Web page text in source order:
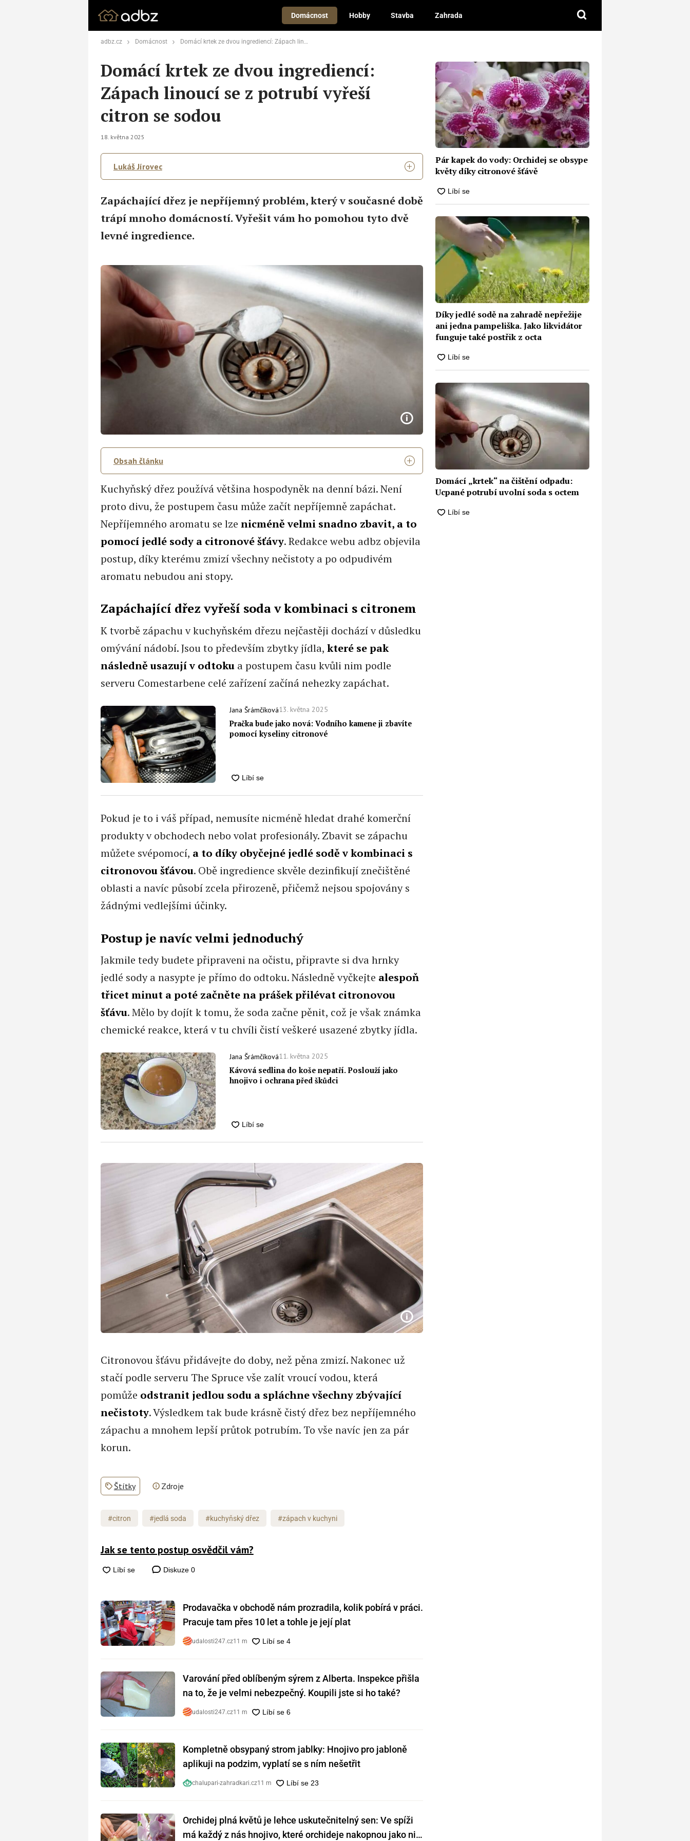
Domácnost Hobby Stavba Zahrada
adbz.cz Domácnost Domácí krtek ze dvou ingrediencí: Zápach linoucí se z potrubí vyřeší citron se sodou
Domácí krtek ze dvou ingrediencí:
Zápach linoucí se z potrubí vyřeší
citron se sodou
18. května 2025
Lukáš Jírovec
Zapáchající dřez je nepříjemný problém, který v současné době
trápí mnoho domácností. Vyřešit vám ho pomohou tyto dvě
levné ingredience.
Obsah článku
Kuchyňský dřez používá většina hospodyněk na denní bázi. Není
proto divu, že postupem času může začít nepříjemně zapáchat.
Nepříjemného aromatu se lze nicméně velmi snadno zbavit, a to
pomocí jedlé sody a citronové šťávy. Redakce webu adbz objevila
postup, díky kterému zmizí všechny nečistoty a po odpudivém
aromatu nebudou ani stopy.
Zapáchající dřez vyřeší soda v kombinaci s citronem
K tvorbě zápachu v kuchyňském dřezu nejčastěji dochází v důsledku
omývání nádobí. Jsou to především zbytky jídla, které se pak
následně usazují v odtoku a postupem času kvůli nim podle
serveru Comestarbene celé zařízení začíná nehezky zapáchat.
Jana Šrámčíková13. května 2025
Pračka bude jako nová: Vodního kamene ji zbavíte
pomocí kyseliny citronové
Pokud je to i váš případ, nemusíte nicméně hledat drahé komerční
produkty v obchodech nebo volat profesionály. Zbavit se zápachu
můžete svépomocí, a to díky obyčejné jedlé sodě v kombinaci s
citronovou šťávou. Obě ingredience skvěle dezinfikují znečištěné
oblasti a navíc působí zcela přirozeně, přičemž nejsou spojovány s
žádnými vedlejšími účinky.
Postup je navíc velmi jednoduchý
Jakmile tedy budete připraveni na očistu, připravte si dva hrnky
jedlé sody a nasypte je přímo do odtoku. Následně vyčkejte alespoň
třicet minut a poté začněte na prášek přilévat citronovou
šťávu. Mělo by dojít k tomu, že soda začne pěnit, což je však známka
chemické reakce, která v tu chvíli čistí veškeré usazené zbytky jídla.
Jana Šrámčíková11. května 2025
Kávová sedlina do koše nepatří. Poslouží jako
hnojivo i ochrana před škůdci
Citronovou šťávu přidávejte do doby, než pěna zmizí. Nakonec už
stačí podle serveru The Spruce vše zalít vroucí vodou, která
pomůže odstranit jedlou sodu a spláchne všechny zbývající
nečistoty. Výsledkem tak bude krásně čistý dřez bez nepříjemného
zápachu a mnohem lepší průtok potrubím. To vše navíc jen za pár
korun.
Štítky Zdroje
#citron #jedlá soda #kuchyňský dřez #zápach v kuchyni
Jak se tento postup osvědčil vám?
Diskuze 0
Prodavačka v obchodě nám prozradila, kolik pobírá v práci.
Pracuje tam přes 10 let a tohle je její plat
udalosti247.cz11 m
Varování před oblíbeným sýrem z Alberta. Inspekce přišla
na to, že je velmi nebezpečný. Koupili jste si ho také?
udalosti247.cz11 m
Kompletně obsypaný strom jablky: Hnojivo pro jabloně
aplikuji na podzim, vyplatí se s ním nešetřit
chalupari-zahradkari.cz11 m
Orchidej plná květů je lehce uskutečnitelný sen: Ve spíži
má každý z nás hnojivo, které orchideje nakopnou jako nic
Pár kapek do vody: Orchidej se obsype
květy díky citronové šťávě
Díky jedlé sodě na zahradě nepřežije
ani jedna pampeliška. Jako likvidátor
funguje také postřik z octa
Domácí „krtek“ na čištění odpadu:
Ucpané potrubí uvolní soda s octem